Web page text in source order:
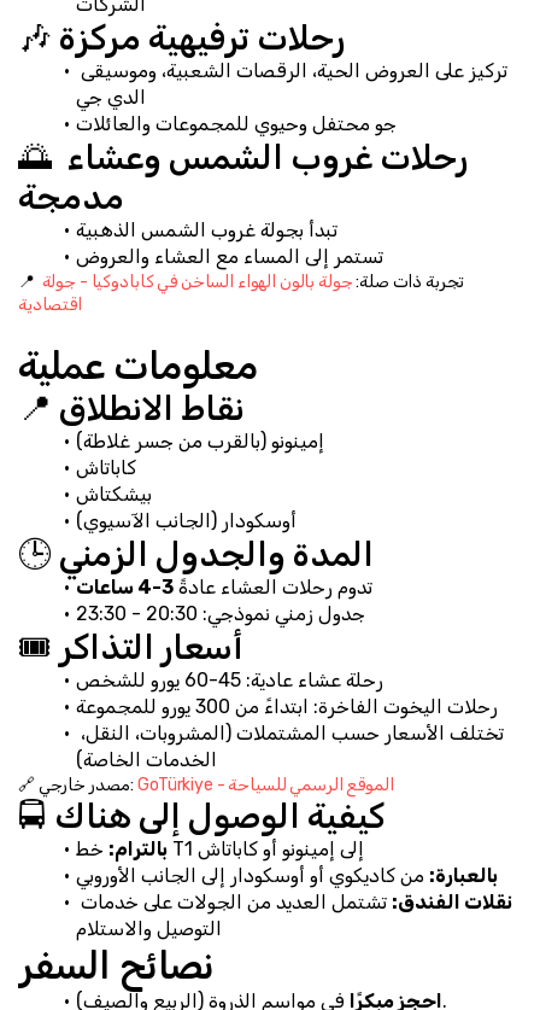
الشركات
🎶 رحلات ترفيهية مركزة
الدي جي
جو محتفل وحيوي للمجموعات والعائلات
🌅 رحلات غروب الشمس وعشاء
مدمجة
تبدأ بجولة غروب الشمس الذهبية
تستمر إلى المساء مع العشاء والعروض
📍 تجربة ذات صلة:
اقتصادية
معلومات عملية
📍 نقاط الانطلاق
إمينونو (بالقرب من جسر غلاطة)
كاباتاش
بيشكتاش
أوسكودار (الجانب الآسيوي)
🕒 المدة والجدول الزمني
تدوم رحلات العشاء عادةً 3-4 ساعات
جدول زمني نموذجي: 20:30 - 23:30
🎟️ أسعار التذاكر
رحلة عشاء عادية: 45-60 يورو للشخص
رحلات اليخوت الفاخرة: ابتداءً من 300 يورو للمجموعة
الخدمات الخاصة)
🔗 مصدر خارجي: GoTürkiye - الموقع الرسمي للسياحة
🚍 كيفية الوصول إلى هناك
بالترام:
خط T1 إلى إمينونو أو كاباتاش
بالعبارة: من كاديكوي أو أوسكودار إلى الجانب الأوروبي
نقلات الفندق:
التوصيل والاستلام
نصائح السفر
احجز مبكرًا في مواسم الذروة (الربيع والصيف).